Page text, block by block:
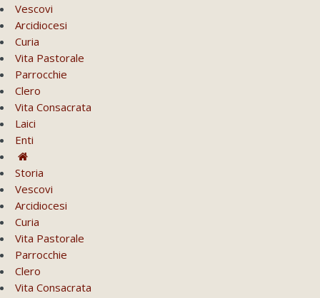
Vescovi
Arcidiocesi
Curia
Vita Pastorale
Parrocchie
Clero
Vita Consacrata
Laici
Enti
Storia
Vescovi
Arcidiocesi
Curia
Vita Pastorale
Parrocchie
Clero
Vita Consacrata